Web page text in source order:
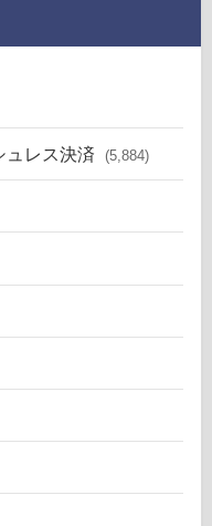
ュレス決済 (5,884)